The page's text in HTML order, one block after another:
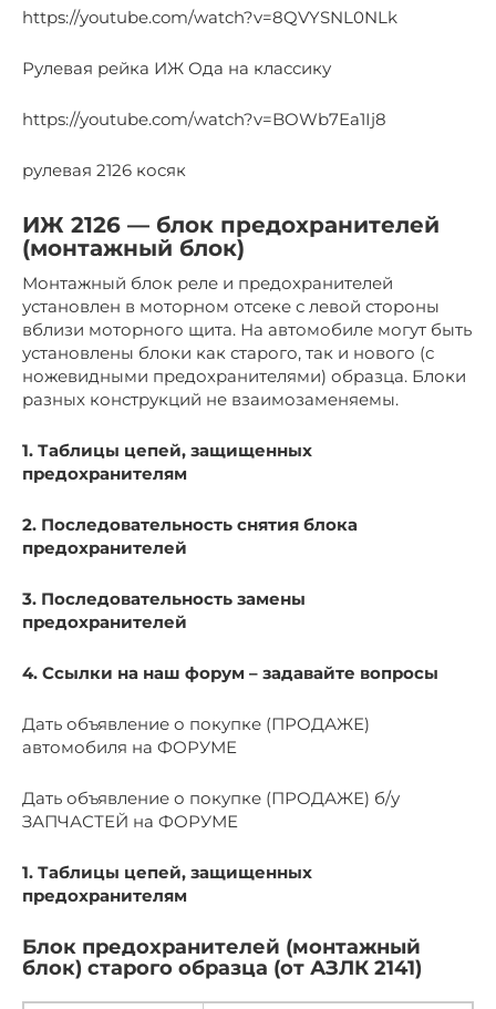
https://youtube.com/watch?v=8QVYSNL0NLk
Рулевая рейка ИЖ Ода на классику
https://youtube.com/watch?v=BOWb7Ea1Ij8
рулевая 2126 косяк
ИЖ 2126 — блок предохранителей
(монтажный блок)
Монтажный блок реле и предохранителей
установлен в моторном отсеке с левой стороны
вблизи моторного щита. На автомобиле могут быть
установлены блоки как старого, так и нового (с
ножевидными предохранителями) образца. Блоки
разных конструкций не взаимозаменяемы.
1. Таблицы цепей, защищенных
предохранителям
2. Последовательность снятия блока
предохранителей
3. Последовательность замены
предохранителей
4. Ссылки на наш форум – задавайте вопросы
Дать объявление о покупке (ПРОДАЖЕ)
автомобиля на ФОРУМЕ
Дать объявление о покупке (ПРОДАЖЕ) б/у
ЗАПЧАСТЕЙ на ФОРУМЕ
1. Таблицы цепей, защищенных
предохранителям
Блок предохранителей (монтажный
блок) старого образца (от АЗЛК 2141)